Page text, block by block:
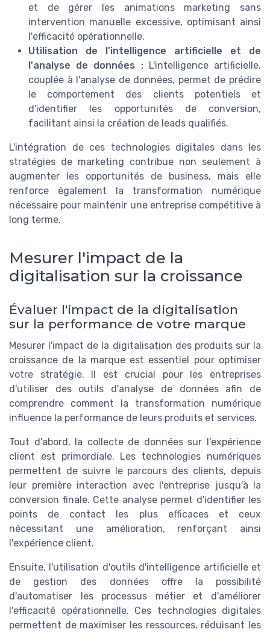
et de gérer les animations marketing sans
intervention manuelle excessive, optimisant ainsi
l'efficacité opérationnelle.
Utilisation de l'intelligence artificielle et de
l'analyse de données :L'intelligence artificielle,
couplée à l'analyse de données, permet de prédire
le comportement des clients potentiels et
d'identifier les opportunités de conversion,
facilitant ainsi la création de leads qualifiés.
L'intégration de ces technologies digitales dans les
stratégies de marketing contribue non seulement à
augmenter les opportunités de business, mais elle
renforce également la transformation numérique
nécessaire pour maintenir une entreprise compétitive à
long terme.
Mesurer l'impact de la
digitalisation sur la croissance
Évaluer l'impact de la digitalisation
sur la performance de votre marque
Mesurer l'impact de la digitalisation des produits sur la
croissance de la marque est essentiel pour optimiser
votre stratégie. Il est crucial pour les entreprises
d'utiliser des outils d'analyse de données afin de
comprendre comment la transformation numérique
influence la performance de leurs produits et services.
Tout d'abord, la collecte de données sur l'expérience
client est primordiale. Les technologies numériques
permettent de suivre le parcours des clients, depuis
leur première interaction avec l'entreprise jusqu'à la
conversion finale. Cette analyse permet d'identifier les
points de contact les plus efficaces et ceux
nécessitant une amélioration, renforçant ainsi
l'expérience client.
Ensuite, l'utilisation d'outils d'intelligence artificielle et
de gestion des données offre la possibilité
d'automatiser les processus métier et d'améliorer
l'efficacité opérationnelle. Ces technologies digitales
permettent de maximiser les ressources, réduisant les